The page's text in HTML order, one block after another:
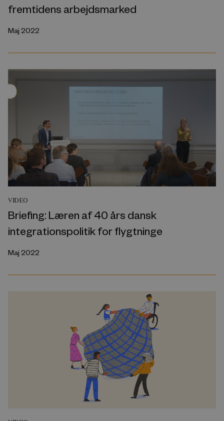
fremtidens arbejdsmarked
Maj 2022
VIDEO
Briefing: Læren af 40 års dansk
integrationspolitik for flygtninge
Maj 2022